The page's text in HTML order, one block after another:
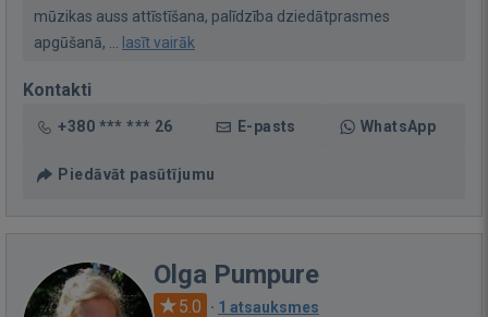
mūzikas auss attīstīšana, palīdzība dziedātprasmes
apgūšanā, ...
lasīt vairāk
Kontakti
+380 *** *** 26 E-pasts WhatsApp
Piedāvāt pasūtījumu
Olga Pumpure
5.0 · 1 atsauksmes